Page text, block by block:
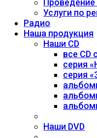
Проведение
Услуги по
Радио
Наша продукция
Наши CD
все CD
серия
серия
Наши DVD